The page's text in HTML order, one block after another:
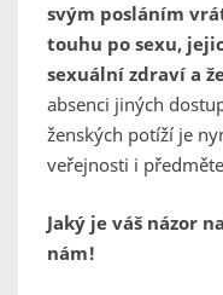
svým posláním
touhu po sexu,
sexuální zdraví a
absenci jiných
ženských potíží je
veřejnosti i
Jaký je váš názor
nám!